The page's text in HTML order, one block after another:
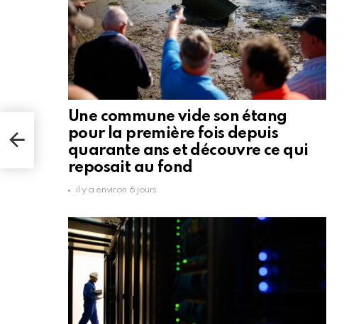
Une commune vide son étang
pour la première fois depuis
quarante ans et découvre ce qui
reposait au fond
il y a environ 6 jours